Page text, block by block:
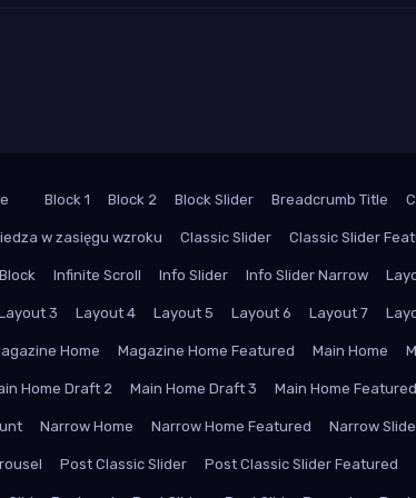
Block 1 Block 2 Block Slider Breadcrumb Title
w zasięgu wzroku Classic Slider Classic Slider
Infinite Scroll Info Slider Info Slider Narrow
3 Layout 4 Layout 5 Layout 6 Layout 7
Home Magazine Home Featured Main Home
Home Draft 2 Main Home Draft 3 Main Home Featured
Narrow Home Narrow Home Featured Narrow
Post Classic Slider Post Classic Slider Featured